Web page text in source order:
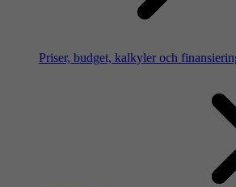
Priser, budget, kalkyler och